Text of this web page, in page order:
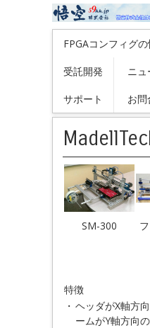
FPGAコンフィグ
受託開発 ニュ
サポート お問
SM-300
特徴
・ ヘッダがX軸方
ームがY軸方向